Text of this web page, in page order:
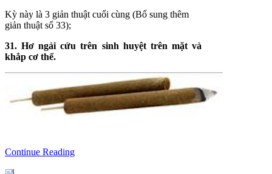
Kỳ này là 3 giản thuật cuối cùng (Bổ sung thêm
giản thuật số 33);
31. Hơ ngải cứu trên sinh huyệt trên mặt và
khắp cơ thể.
Continue Reading